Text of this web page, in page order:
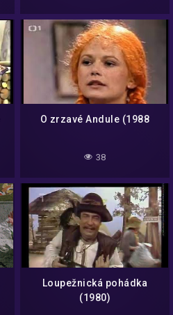
O zrzavé Andule (1988
38
Loupežnická pohádka
(1980)